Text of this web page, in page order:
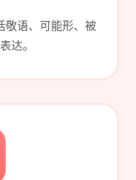
敬语、可能形、被
达。